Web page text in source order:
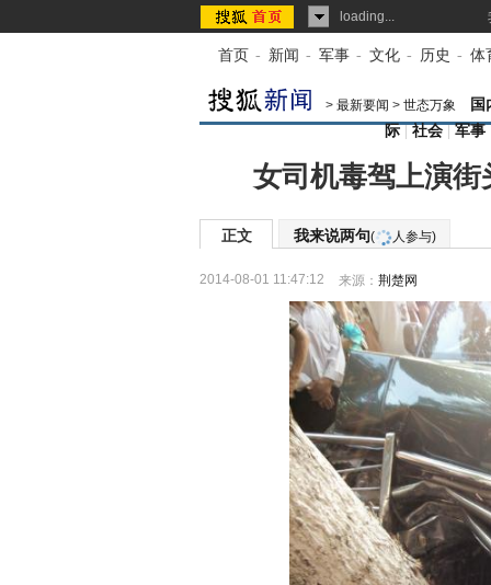
loading...
首页 - 新闻 - 军事 - 文化 - 历史 - 体
> 最新要闻 > 世态万象
国
际
社会 军事
女司机毒驾上演
正文 我来说两句( 人参与)
2014-08-01 11:47:12 来源： 荆楚网